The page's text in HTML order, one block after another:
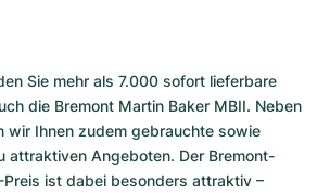
Sie mehr als 7.000 sofort lieferbare
die Bremont Martin Baker MBII. Neben
wir Ihnen zudem gebrauchte sowie
attraktiven Angeboten. Der Bremont-
ist dabei besonders attraktiv –